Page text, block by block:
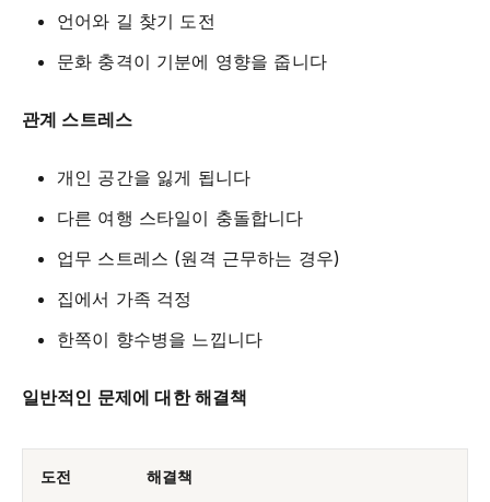
언어와 길 찾기 도전
문화 충격이 기분에 영향을 줍니다
관계 스트레스
개인 공간을 잃게 됩니다
다른 여행 스타일이 충돌합니다
업무 스트레스 (원격 근무하는 경우)
집에서 가족 걱정
한쪽이 향수병을 느낍니다
일반적인 문제에 대한 해결책
도전 해결책